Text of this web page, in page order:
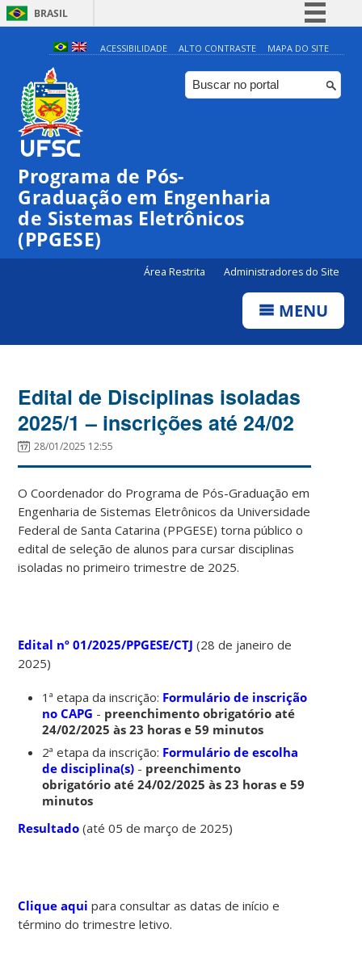
BRASIL
Simplifique!
Comunica BR
Participe
ACESSIBILIDADE ALTO CONTRASTE MAPA DO SITE
Programa de Pós-
Graduação em Engenharia
de Sistemas Eletrônicos
(PPGESE)
Área Restrita Administradores do Site
MENU
Edital de Disciplinas isoladas
2025/1 – inscrições até 24/02
28/01/2025 12:55
O Coordenador do Programa de Pós-Graduação em
Engenharia de Sistemas Eletrônicos da Universidade
Federal de Santa Catarina (PPGESE) torna público o
edital de seleção de alunos para cursar disciplinas
isoladas no primeiro trimestre de 2025.
Edital nº 01/2025/PPGESE/CTJ (28 de janeiro de
2025)
1ª etapa da inscrição: Formulário de inscrição
no CAPG - preenchimento obrigatório até
24/02/2025 às 23 horas e 59 minutos
2ª etapa da inscrição: Formulário de escolha
de disciplina(s) - preenchimento
obrigatório até 24/02/2025 às 23 horas e 59
minutos
Resultado (até 05 de março de 2025)
Clique aqui para consultar as datas de início e
término do trimestre letivo.